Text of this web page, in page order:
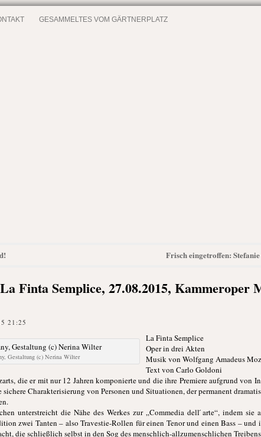
GESAMMELTES VOM GÄRTNERPLATZ
Frisch eingetroffen:
Finta Semplice, 27.08.2015, Kammeroper
21:25
Gestaltung (c) Nerina Wilter
La Finta Semplice
Oper in drei Akten
Musik von Wolfgang Amadeus
Text von Carlo Goldoni
die er mit nur 12 Jahren komponierte und die ihre Premiere aufgrund von
Charakterisierung von Personen und Situationen, der permanent
unterstreicht die Nähe des Werkes zur „Commedia dell ́arte“, indem sie
zwei Tanten – also Travestie-Rollen für einen Tenor und einen Bass – und
die schließlich selbst in den Sog des menschlich-allzumenschlichen